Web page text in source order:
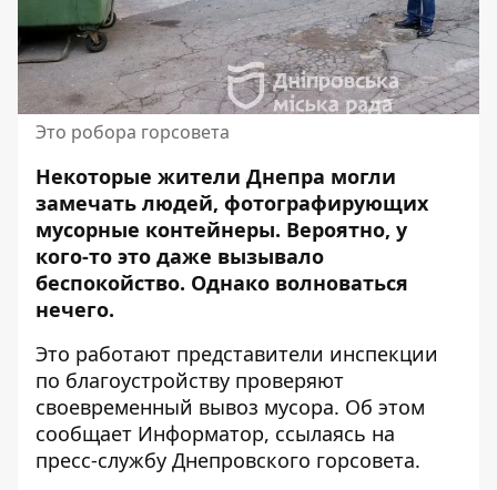
Это робора горсовета
Некоторые жители Днепра могли
замечать людей, фотографирующих
мусорные контейнеры. Вероятно, у
кого-то это даже вызывало
беспокойство. Однако волноваться
нечего.
Это работают представители инспекции
по благоустройству проверяют
своевременный вывоз мусора. Об этом
сообщает Информатор, ссылаясь на
пресс-службу Днепровского горсовета.